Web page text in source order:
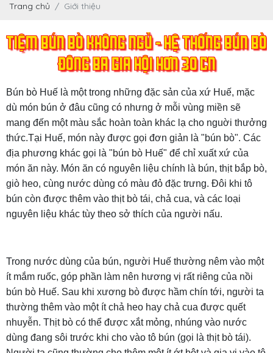
Trang chủ Giới thiệu
TIỆM BÚN BÒ KHÔNG NGỦ - HỆ THỐNG BÚN BÒ
ĐÔNG BA GIA HỘI HƠN 30 CN
Bún bò Huế là một trong những đặc sản của xứ Huế, mặc
dù món bún ở đâu cũng có nhưng ở mỗi vùng miền sẽ
mang đến một màu sắc hoàn toàn khác lạ cho nguời thưởng
thức.Tại Huế, món này được gọi đơn giản là "bún bò". Các
địa phương khác gọi là "bún bò Huế" để chỉ xuất xứ của
món ăn này. Món ăn có nguyên liệu chính là bún, thịt bắp bò,
giò heo, cùng nước dùng có màu đỏ đặc trưng. Đôi khi tô
bún còn được thêm vào thịt bò tái, chả cua, và các loại
nguyên liệu khác tùy theo sở thích của người nấu.
Trong nước dùng của bún, người Huế thường nêm vào một
ít mắm ruốc, góp phần làm nên hương vị rất riêng của nồi
bún bò Huế. Sau khi xương bò được hầm chín tới, người ta
thường thêm vào một ít chả heo hay chả cua được quết
nhuyễn. Thịt bò có thể được xắt mỏng, nhúng vào nước
dùng đang sôi trước khi cho vào tô bún (gọi là thịt bò tái).